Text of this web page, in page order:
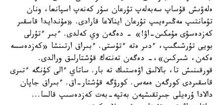
ەلەۋىش قۇساپ سەبەلەپ تۇرعان سۇر كەنەپ اسپانعا، ونان
تۇمانتىپ مەڭىرەيىپ تۇرعان اينالاعا قارادى. «مۇندايدا قاسقىر
كەزدەسۋى مۇمكىن-اۋ!» - دەگەن وي كەلدى. ءبىر ءتۇرلى
بويى تۇرشىگىپ، ءدىر ەتە ءتۇستى. ءبىراق ارتىنشا «كەزدەسسە
ەكەن، شىركىن»،- دەگەن تەنتەك قۇشتارلىق ورالدى.
قورقىنىش تا، بالالىق اۋەستىك تە بار. ساتاي ءالى كۇنگە ءتىرى
قاسقىردى كورگەن ەمەس. كورۋگە قۇشتار-اق. ءبىراق جاپان
دالادا ۇرەيلى جىرتقىشپەن بەتپە-بەت كەزدەسىپ قالسا...